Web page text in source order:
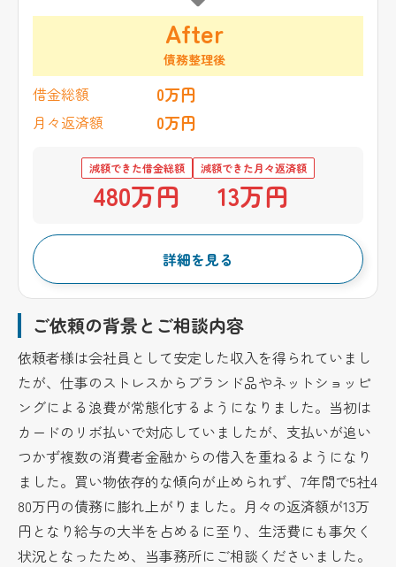
After
債務整理後
借金総額 0万円
月々返済額 0万円
減額できた借金総額
480万円
減額できた月々返済額
13万円
詳細を見る
ご依頼の背景とご相談内容
依頼者様は会社員として安定した収入を得られていまし
たが、仕事のストレスからブランド品やネットショッピ
ングによる浪費が常態化するようになりました。当初は
カードのリボ払いで対応していましたが、支払いが追い
つかず複数の消費者金融からの借入を重ねるようになり
ました。買い物依存的な傾向が止められず、7年間で5社4
80万円の債務に膨れ上がりました。月々の返済額が13万
円となり給与の大半を占めるに至り、生活費にも事欠く
状況となったため、当事務所にご相談くださいました。